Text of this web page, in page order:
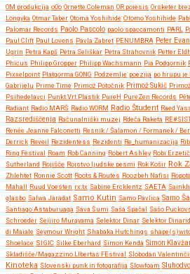
OM produkcija oOo Ornette Coleman OR poiesis Orsketer
Longyka Otmar Taber Otoma Yoshihide Otomo Yoshihide
Palomar Records Paolo Pascolo paolo spaccamonti PARL
Paul Clift Paul Lovens Pavla Zabret PENUMBRA Peter
Ugrin Petra Kapš Petra Seliškar Petra Strahovnik Petter Eldh
Phicus Philipp Gropper Philipp Wachsmann Pia Podgornik
Pixxelpoint Platgorma GONG Podzemlje poezija po hrupu je
Gabrijelu Prime Time Primož Potočnik Primož Sukič
Psihedelavci Punkt.Vrt.Plastik PureH PureZen Records
Radiant Radio MARŠ Radio WORM Radio Študent Raed
Razsrediščenja Računalniški muzej Rdeča Raketa
Renée Jeanne Falconetti Resnik / Šalamon / Formanek /
Derrick Reveil Rezidentess Rezidenti Re_humanizacija
Ring Festival Roam Rob Canning Robert Ashley Robi Erzetič
Sutherland Rojišče Rojstvo ljudske pesmi Rok Košir Rok
Zhlehtet Ronnie Scott Roots & Routes Roozbeh Nafisi
Mahall Ruud Voesten rx:tx Sabine Ercklentz SAETA
glasbo Salwa Jaradat Samo Kutin Samo Pavlica Samo
Santiago Astaburuaga Sava Šumi Saša Spačal Sašo
Schroeder Seijiro Murayama Selektor Dinar Selektor Dinarid
di Maiale Seymour Wright Shabaka Hutchings
Shoelace SIGIC Silke Eberhard Simon Kenda Simon
Skladišče/Magazzino LIbertas FEstival Slobodan
Kinoteka Slovenski punk in fotografija Slowfoam